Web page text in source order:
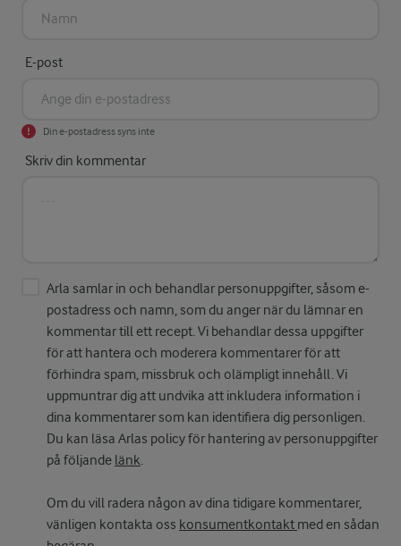
E-post
Din e-postadress syns inte
Skriv din kommentar
Arla samlar in och behandlar personuppgifter, såsom e-
postadress och namn, som du anger när du lämnar en
kommentar till ett recept. Vi behandlar dessa uppgifter
för att hantera och moderera kommentarer för att
förhindra spam, missbruk och olämpligt innehåll. Vi
uppmuntrar dig att undvika att inkludera information i
dina kommentarer som kan identifiera dig personligen.
Du kan läsa Arlas policy för hantering av personuppgifter
på följande länk.
Om du vill radera någon av dina tidigare kommentarer,
vänligen kontakta oss konsumentkontakt med en sådan